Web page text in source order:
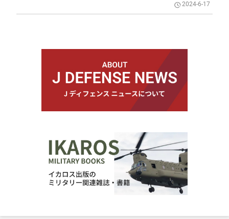
2024-6-17